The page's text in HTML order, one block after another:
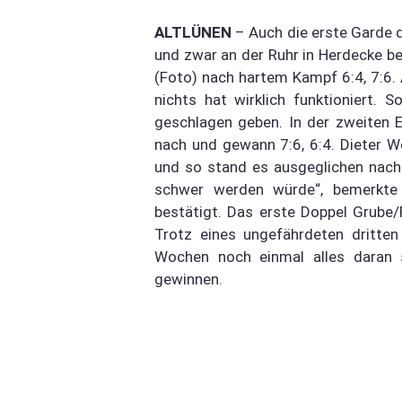
ALTLÜNEN – Auch die erste Garde
und zwar an der Ruhr in Herdecke
(Foto) nach hartem Kampf 6:4,
nichts hat wirklich funktioniert.
geschlagen geben. In der zweiten
nach und gewann 7:6, 6:4. Dieter
und so stand es ausgeglichen
schwer werden würde“,
bestätigt. Das erste Doppel
Trotz eines ungefährdeten
Wochen noch einmal alles
gewinnen.